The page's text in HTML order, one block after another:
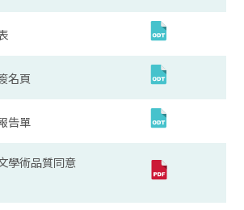
名頁
告單
學術品質同意